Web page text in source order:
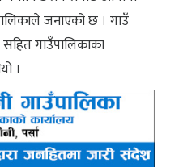
जनाएको छ । गाउँ
गाउँपालिकाका
।